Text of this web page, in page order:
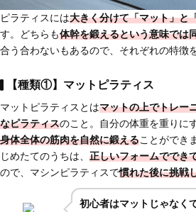
ピラティスには大きく分けて「マット」と
す。どちらも体幹を鍛えるという意味では
合う合わないもあるので、それぞれの特徴
【種類①】マットピラティス
マットピラティスとはマットの上でトレー
なピラティスのこと。自分の体重を重りに
身体全体の筋肉を自然に鍛えることができ
じめたてのうちは、 正しいフォームででき
ので、マシンピラティスで慣れた後に挑戦
初心者はマットじゃなく